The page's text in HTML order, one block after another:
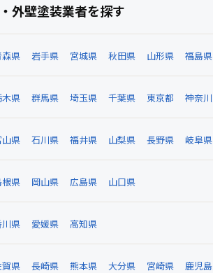
外壁塗装業者を探す
県 岩手県 宮城県 秋田県 山形県 福島県
木県 群馬県 埼玉県 千葉県 東京都 神奈
山県 石川県 福井県 山梨県 長野県 岐阜県
根県 岡山県 広島県 山口県
県 愛媛県 高知県
県 長崎県 熊本県 大分県 宮崎県 鹿児